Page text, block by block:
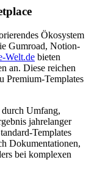
Ökosystem
Gumroad, Notion-
Welt.de bieten
an. Diese reichen
Premium-Templates
durch Umfang,
jahrelanger
Templates
Dokumentationen,
bei komplexen